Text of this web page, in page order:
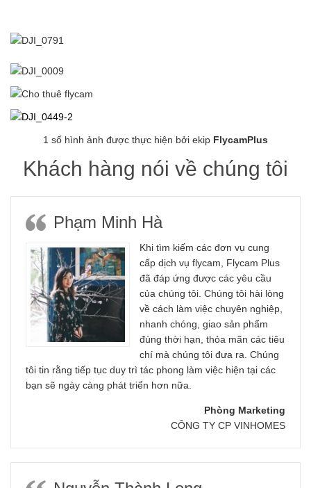
1 số hình ảnh được thực hiện bởi ekip FlycamPlus
Khách hàng nói về chúng tôi
Phạm Minh Hà
Khi tìm kiếm các đơn vụ cung
cấp dịch vụ flycam, Flycam Plus
đã đáp ứng được các yêu cầu
của chúng tôi. Chúng tôi hài lòng
về cách làm việc chuyên nghiệp,
nhanh chóng, giao sản phẩm
đúng thời hạn, thỏa mãn các tiêu
chí mà chúng tôi đưa ra. Chúng
tôi tin rằng tiếp tục duy trì tác phong làm việc hiện tại các
bạn sẽ ngày càng phát triển hơn nữa.
Phòng Marketing
CÔNG TY CP VINHOMES